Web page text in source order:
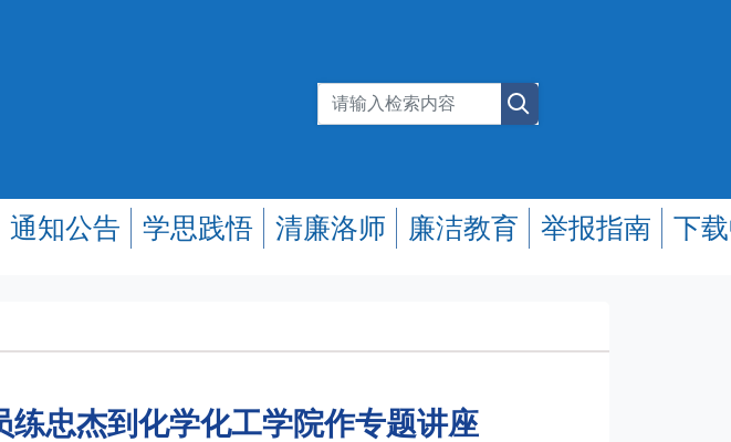
通知公告 学思践悟 清廉洛师 廉洁教育 举报指南 下
练忠杰到化学化工学院作专题讲座